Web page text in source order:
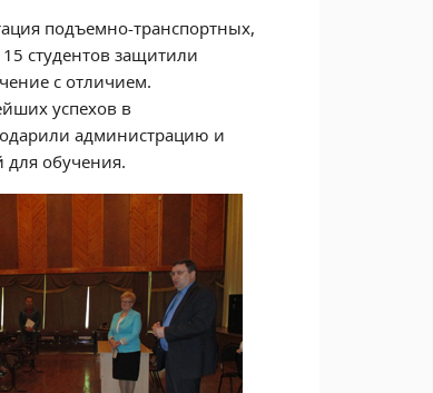
подъемно-транспортных,
студентов защитили
с отличием.
успехов в
администрацию и
для обучения.